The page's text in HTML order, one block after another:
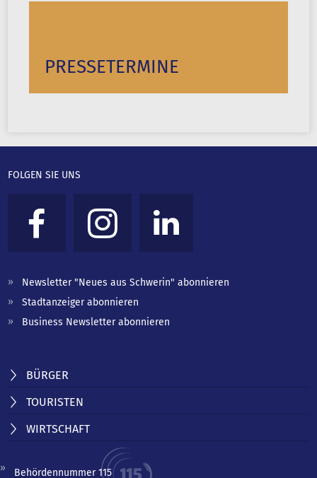
PRESSETERMINE
FOLGEN SIE UNS
Newsletter "Neues aus Schwerin" abonnieren
Stadtanzeiger abonnieren
Business Newsletter abonnieren
BÜRGER
TOURISTEN
WIRTSCHAFT
Behördennummer 115